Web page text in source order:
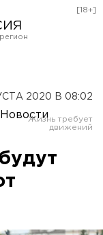
[18+]
2020 В 08:02